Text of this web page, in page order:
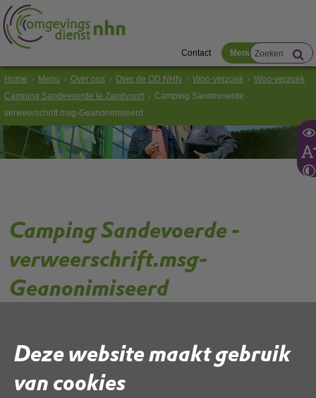
Deze website maakt gebruik
van cookies
Contact Menu
Home Menu Over ons Over de OD NHN Woo-verzoek
Woo-verzoek
Camping Sandevoerde te Zandvoort
Camping Sandevoerde -
verweerschrift.msg-Geanonimiseerd
Camping Sandevoerde -
verweerschrift.msg-
Geanonimiseerd
Download ‘Camping Sandevoerde - verweerschrift.msg-
21 april 2026,pdf , 244kB